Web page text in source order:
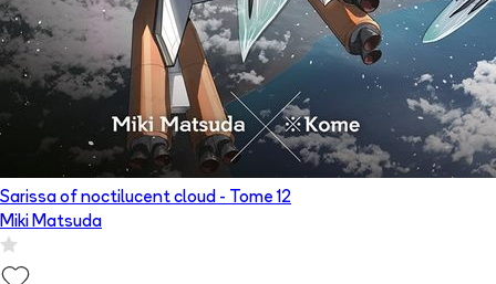
Sarissa of noctilucent cloud - Tome 12
Miki Matsuda